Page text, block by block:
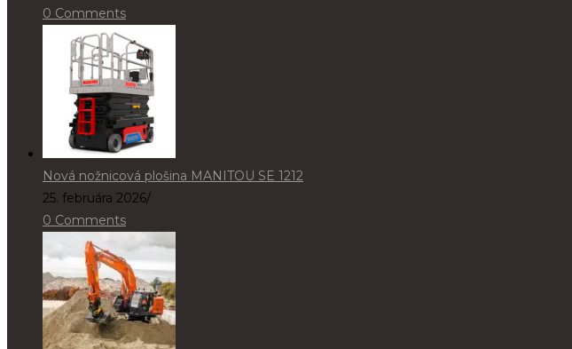
0 Comments
Nová nožnicová plošina MANITOU SE 1212
25. februára 2026/
0 Comments